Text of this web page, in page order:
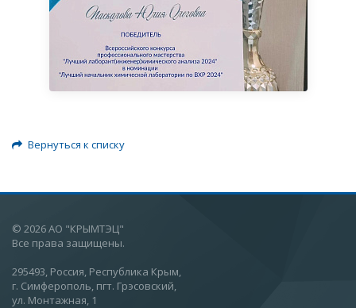
Вернуться к списку
© 2026 АО "КРЫМТЭЦ"
Все права защищены.
295493, Россия, Республика Крым,
г. Симферополь, пгт. Грэсовский,
ул. Монтажная, 1